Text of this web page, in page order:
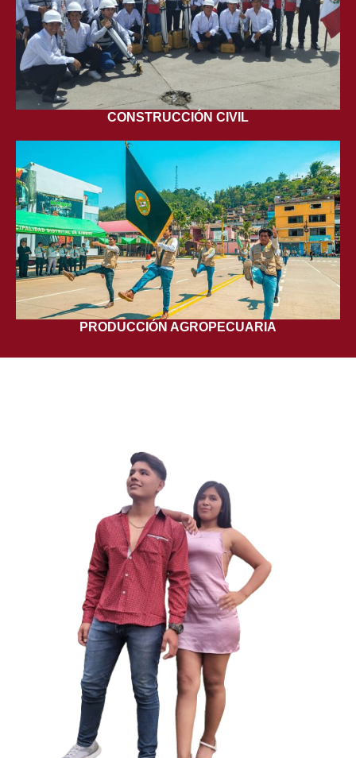
CONSTRUCCIÓN CIVIL
PRODUCCIÓN AGROPECUARIA